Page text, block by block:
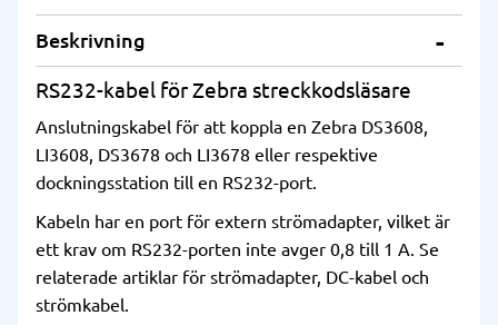
Beskrivning
RS232-kabel för Zebra streckkodsläsare
Anslutningskabel för att koppla en Zebra DS3608,
LI3608, DS3678 och LI3678 eller respektive
dockningsstation till en RS232-port.
Kabeln har en port för extern strömadapter, vilket är
ett krav om RS232-porten inte avger 0,8 till 1 A. Se
relaterade artiklar för strömadapter, DC-kabel och
strömkabel.